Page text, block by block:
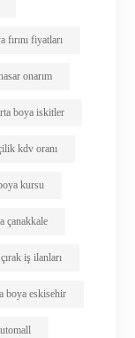
fırını fiyatları
onarım
boya iskitler
kdv oranı
kursu
çanakkale
iş ilanları
boya eskisehir